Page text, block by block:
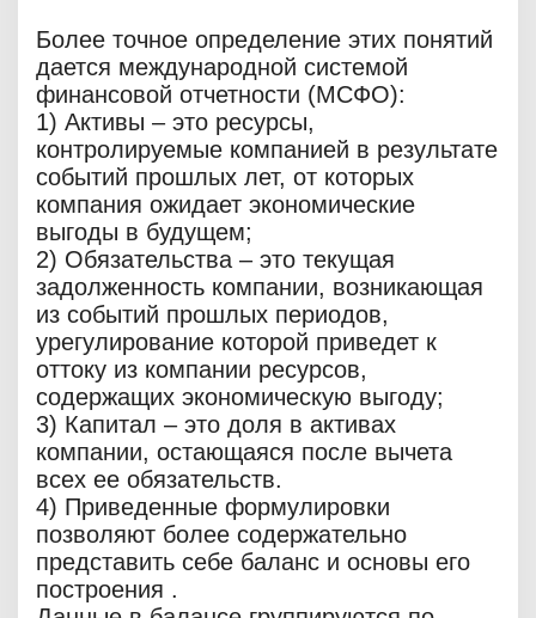
Более точное определение этих понятий
дается международной системой
финансовой отчетности (МСФО):
1) Активы – это ресурсы,
контролируемые компанией в результате
событий прошлых лет, от которых
компания ожидает экономические
выгоды в будущем;
2) Обязательства – это текущая
задолженность компании, возникающая
из событий прошлых периодов,
урегулирование которой приведет к
оттоку из компании ресурсов,
содержащих экономическую выгоду;
3) Капитал – это доля в активах
компании, остающаяся после вычета
всех ее обязательств.
4) Приведенные формулировки
позволяют более содержательно
представить себе баланс и основы его
построения .